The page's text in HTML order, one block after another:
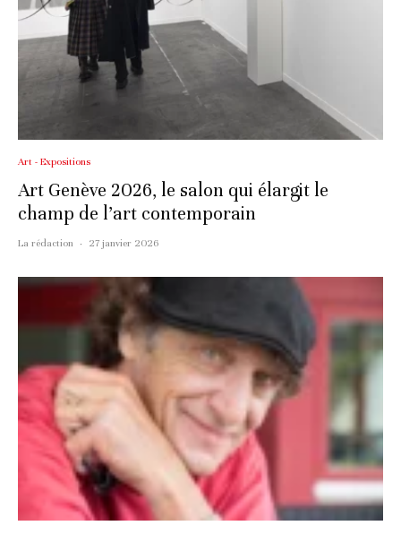
Art - Expositions
Art Genève 2026, le salon qui élargit le
champ de l’art contemporain
La rédaction · 27 janvier 2026